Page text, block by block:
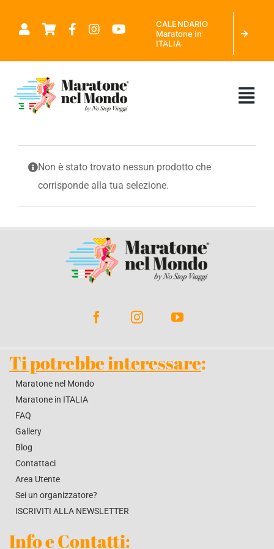
CALENDARIO
Maratone in
ITALIA
CHI SIAMO
MARATONE NEL MONDO
CALENDARIO MARATONE IN ITALIA
RICHIEDI PREVENTIVO
Non è stato trovato nessun prodotto che
corrisponde alla tua selezione.
Ti potrebbe interessare:
Maratone nel Mondo
Maratone in ITALIA
FAQ
Gallery
Blog
Contattaci
Area Utente
Sei un organizzatore?
ISCRIVITI ALLA NEWSLETTER
Info e Contatti: